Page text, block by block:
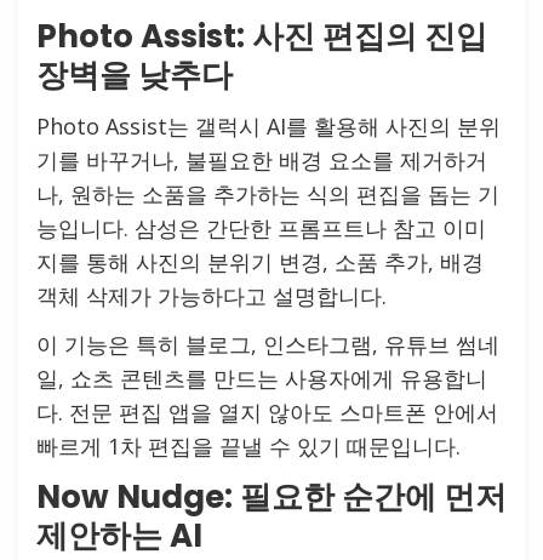
Photo Assist: 사진 편집의 진입
장벽을 낮추다
Photo Assist는 갤럭시 AI를 활용해 사진의 분위
기를 바꾸거나, 불필요한 배경 요소를 제거하거
나, 원하는 소품을 추가하는 식의 편집을 돕는 기
능입니다. 삼성은 간단한 프롬프트나 참고 이미
지를 통해 사진의 분위기 변경, 소품 추가, 배경
객체 삭제가 가능하다고 설명합니다.
이 기능은 특히 블로그, 인스타그램, 유튜브 썸네
일, 쇼츠 콘텐츠를 만드는 사용자에게 유용합니
다. 전문 편집 앱을 열지 않아도 스마트폰 안에서
빠르게 1차 편집을 끝낼 수 있기 때문입니다.
Now Nudge: 필요한 순간에 먼저
제안하는 AI